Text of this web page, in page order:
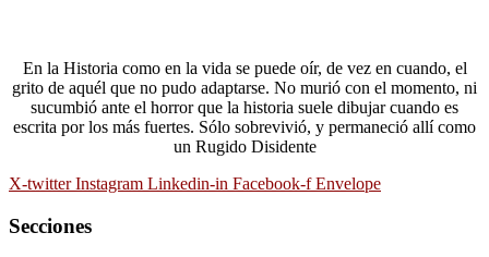
En la Historia como en la vida se puede oír, de vez en cuando, el
grito de aquél que no pudo adaptarse. No murió con el momento, ni
sucumbió ante el horror que la historia suele dibujar cuando es
escrita por los más fuertes. Sólo sobrevivió, y permaneció allí como
un Rugido Disidente
X-twitter Instagram Linkedin-in Facebook-f Envelope
Secciones